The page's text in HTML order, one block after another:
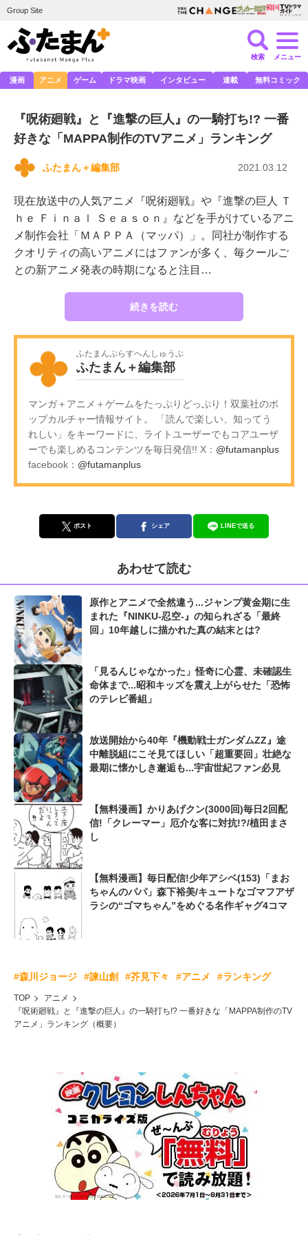
Group Site
検索 メニュー
漫画 アニメ ゲーム ドラマ映画 インタビュー 連載 無料コミック
『呪術廻戦』と『進撃の巨人』の一騎打ち!? 一番
好きな「MAPPA制作のTVアニメ」ランキング
ふたまん＋編集部 2021.03.12
現在放送中の人気アニメ『呪術廻戦』や『進撃の巨人 Ｔ
ｈｅ Ｆｉｎａｌ Ｓｅａｓｏｎ』などを手がけているアニ
メ制作会社「ＭＡＰＰＡ（マッパ）」。同社が制作する
クオリティの高いアニメにはファンが多く、毎クールご
との新アニメ発表の時期になると注目…
続きを読む
ふたまんぷらすへんしゅうぶ
ふたまん＋編集部
マンガ＋アニメ＋ゲームをたっぷりどっぷり！双葉社のポ
ップカルチャー情報サイト。 「読んで楽しい、知ってう
れしい」をキーワードに、ライトユーザーでもコアユーザ
ーでも楽しめるコンテンツを毎日発信!! X： @futamanplus
facebook： @futamanplus
ポスト シェア LINEで送る
あわせて読む
原作とアニメで全然違う...ジャンプ黄金期に生
まれた『NINKU-忍空-』の知られざる「最終
回」10年越しに描かれた真の結末とは?
「見るんじゃなかった」怪奇に心霊、未確認生
命体まで...昭和キッズを震え上がらせた「恐怖
のテレビ番組」
放送開始から40年『機動戦士ガンダムZZ』途
中離脱組にこそ見てほしい「超重要回」壮絶な
最期に懐かしき邂逅も...宇宙世紀ファン必見
【無料漫画】かりあげクン(3000回)毎日2回配
信!「クレーマー」厄介な客に対抗!?/植田まさ
し
【無料漫画】毎日配信!少年アシベ(153)「まお
ちゃんのパパ」森下裕美/キュートなゴマフアザ
ラシの“ゴマちゃん”をめぐる名作ギャグ4コマ
#森川ジョージ #諫山創 #芥見下々 #アニメ #ランキング
TOP
アニメ
『呪術廻戦』と『進撃の巨人』の一騎打ち!? 一番好きな「MAPPA制作のTV
アニメ」ランキング（概要）